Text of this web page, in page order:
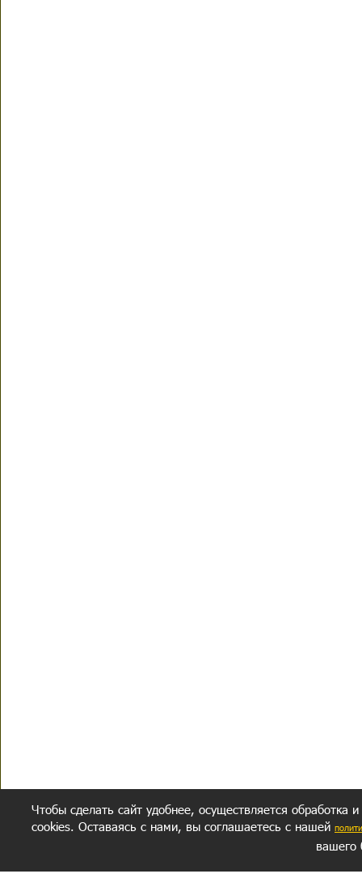
Чтобы сделать сайт удобнее, осуществляется обработка
cookies. Оставаясь с нами, вы соглашаетесь с нашей
вашего